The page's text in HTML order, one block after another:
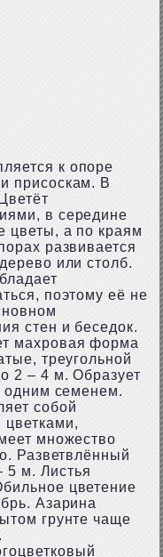
к опоре
присоскам. В
в середине
цветы, а по краям
развивается
или столб.
поэтому её не
стен и беседок.
махровая форма
треугольной
2 – 4 м. Образует
одним семенем.
собой
множество
Разветвлённый
5 м. Листья
цветение
Азарина
грунте чаще